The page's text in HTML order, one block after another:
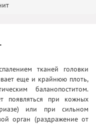
тканей головки
еще и крайнюю плоть,
баланопоститом.
появляться при кожных
или при сильном
орган (раздражение от